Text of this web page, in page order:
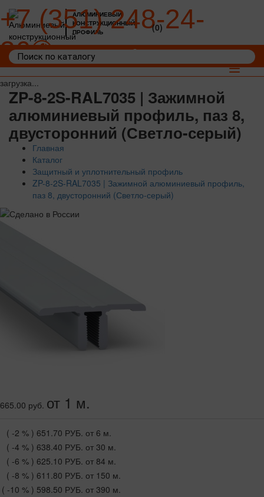
загрузка...
АЛЮМИНИЕВЫЙ
КОНСТРУКЦИОННЫЙ
ПРОФИЛЬ
+7 (351) 248-24-
36
(0)
Toggle
ZP-8-2S-RAL7035 | Зажимной
алюминиевый профиль, паз 8,
двусторонний (Светло-серый)
Главная
Каталог
Защитный и уплотнительный профиль
ZP-8-2S-RAL7035 | Зажимной алюминиевый профиль,
паз 8, двусторонний (Светло-серый)
665.00 руб. от 1 м.
( -2 % ) 651.70 РУБ. от 6 м.
( -4 % ) 638.40 РУБ. от 30 м.
( -6 % ) 625.10 РУБ. от 84 м.
( -8 % ) 611.80 РУБ. от 150 м.
( -10 % ) 598.50 РУБ. от 390 м.